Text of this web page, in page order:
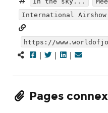
International Airshow
https://
| | |
Pages